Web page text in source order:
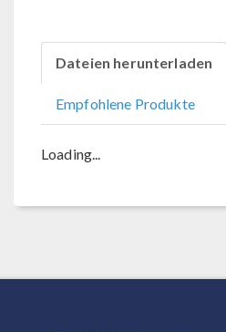
Dateien herunterladen
Empfohlene Produkte
Loading...